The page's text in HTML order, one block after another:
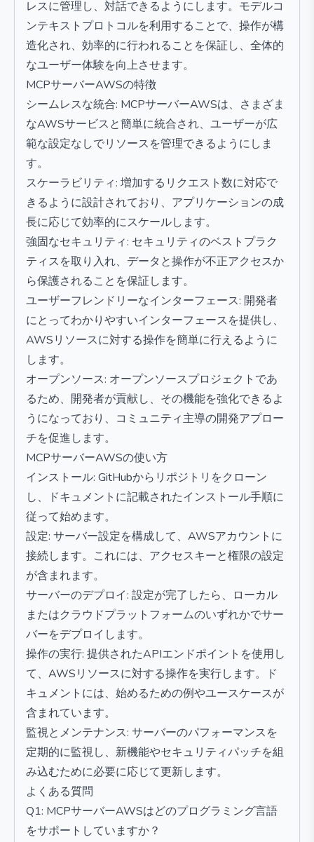
レスに管理し、対話できるようにします。モデルコ
ンテキストプロトコルを利用することで、操作が構
造化され、効率的に行われることを保証し、全体的
なユーザー体験を向上させます。
MCPサーバーAWSの特徴
シームレスな統合: MCPサーバーAWSは、さまざま
なAWSサービスと簡単に統合され、ユーザーが広
範な設定なしでリソースを管理できるようにしま
す。
スケーラビリティ: 増加するリクエスト数に対応で
きるように設計されており、アプリケーションの成
長に応じて効率的にスケールします。
強固なセキュリティ: セキュリティのベストプラク
ティスを取り入れ、データと操作が不正アクセスか
ら保護されることを保証します。
ユーザーフレンドリーなインターフェース: 開発者
にとってわかりやすいインターフェースを提供し、
AWSリソースに対する操作を簡単に行えるように
します。
オープンソース: オープンソースプロジェクトであ
るため、開発者が貢献し、その機能を強化できるよ
うになっており、コミュニティ主導の開発アプロー
チを促進します。
MCPサーバーAWSの使い方
インストール: GitHubからリポジトリをクローン
し、ドキュメントに記載されたインストール手順に
従って始めます。
設定: サーバー設定を構成して、AWSアカウントに
接続します。これには、アクセスキーと権限の設定
が含まれます。
サーバーのデプロイ: 設定が完了したら、ローカル
またはクラウドプラットフォームのいずれかでサー
バーをデプロイします。
操作の実行: 提供されたAPIエンドポイントを使用し
て、AWSリソースに対する操作を実行します。ド
キュメントには、始めるための例やユースケースが
含まれています。
監視とメンテナンス: サーバーのパフォーマンスを
定期的に監視し、新機能やセキュリティパッチを組
み込むために必要に応じて更新します。
よくある質問
Q1: MCPサーバーAWSはどのプログラミング言語
をサポートしていますか？